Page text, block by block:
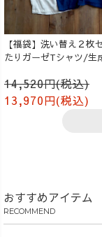
【福袋】洗い替え２枚
たりガーゼTシャツ/生
14,520円(税込)
13,970円(税込)
おすすめアイテム
RECOMMEND